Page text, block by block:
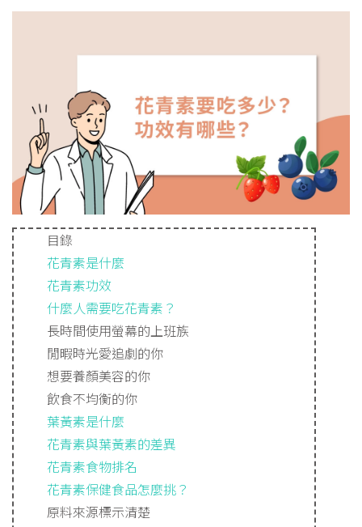
目錄
花青素是什麼
花青素功效
什麼人需要吃花青素？
長時間使用螢幕的上班族
閒暇時光愛追劇的你
想要養顏美容的你
飲食不均衡的你
葉黃素是什麼
花青素與葉黃素的差異
花青素食物排名
花青素保健食品怎麼挑？
原料來源標示清楚